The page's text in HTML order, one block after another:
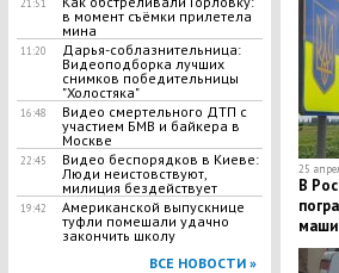
21:51
в момент съёмки прилетела
мина
11:20
Дарья-соблазнительница:
Видеоподборка лучших
снимков победительницы
"Холостяка"
16:48
Видео смертельного ДТП с
участием БМВ и байкера в
Москве
22:45
Видео беспорядков в Киеве:
Люди неистовствуют,
милиция бездействует
19:42
Американской выпускнице
туфли помешали удачно
закончить школу
ВСЕ НОВОСТИ »
25
В